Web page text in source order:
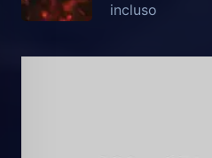
incluso